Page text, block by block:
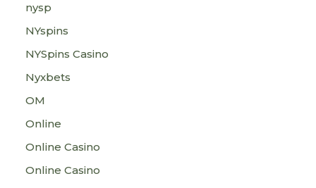
nysp
NYspins
NYSpins Casino
Nyxbets
OM
Online
Online Casino
Online Casino